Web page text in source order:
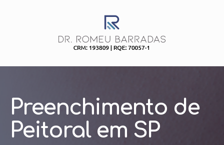
Preenchimento de
Peitoral em SP